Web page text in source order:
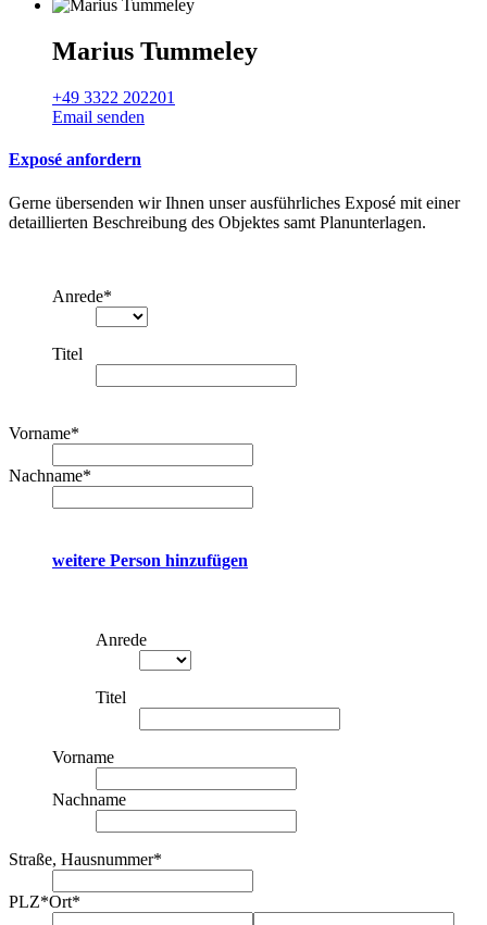
Marius Tummeley
+49 3322 202201
Email senden
Exposé anfordern
Gerne übersenden wir Ihnen unser ausführliches Exposé mit einer
detaillierten Beschreibung des Objektes samt Planunterlagen.
Anrede*
Titel
Vorname*
Nachname*
weitere Person hinzufügen
Anrede
Titel
Vorname
Nachname
Straße, Hausnummer*
PLZ*Ort*